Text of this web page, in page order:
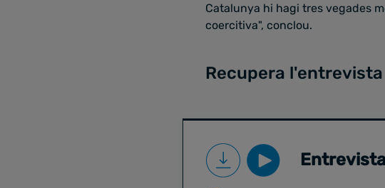
Catalunya hi hagi tres vegades
coercitiva", conclou.
Recupera l'entrevista